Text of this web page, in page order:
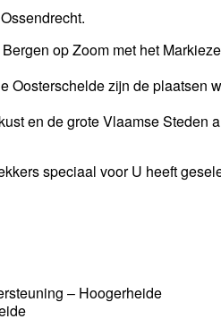
op Zoom met het
Oosterschelde zijn de plaatsen
en de grote Vlaamse Steden
speciaal voor U heeft
– Hoogerheide